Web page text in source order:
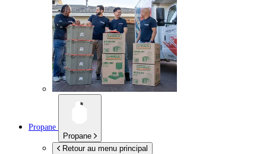
Propane
Propane
Retour au menu principal